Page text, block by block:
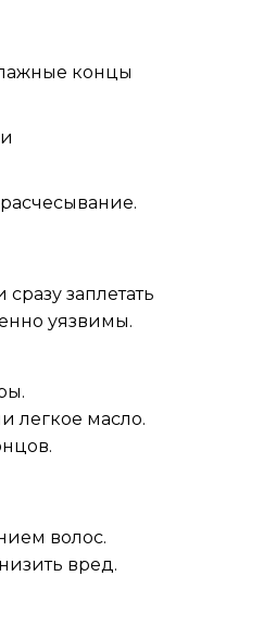
концы
заплетать
уязвимы.
легкое масло.
волос.
вред.